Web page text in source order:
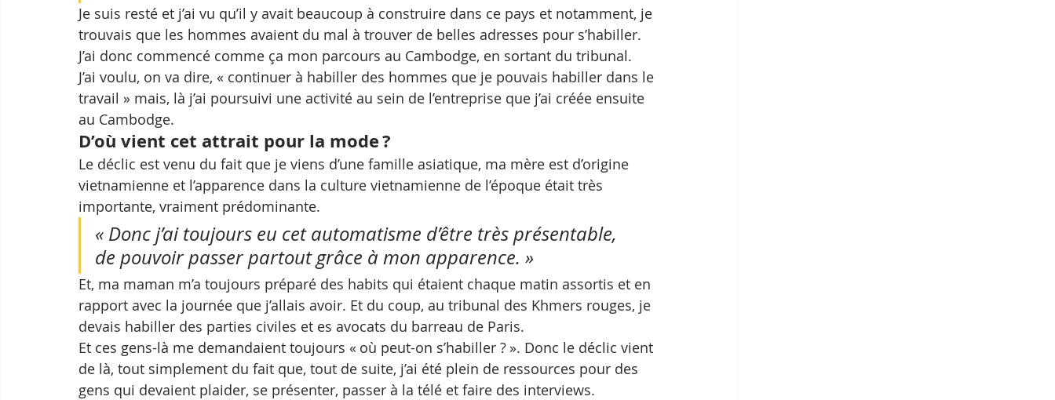
Je suis resté et j’ai vu qu’il y avait beaucoup à construire dans ce pays et notamment, je
trouvais que les hommes avaient du mal à trouver de belles adresses pour s’habiller.
J’ai donc commencé comme ça mon parcours au Cambodge, en sortant du tribunal.
J’ai voulu, on va dire, « continuer à habiller des hommes que je pouvais habiller dans le
travail » mais, là j’ai poursuivi une activité au sein de l’entreprise que j’ai créée ensuite
au Cambodge.
D’où vient cet attrait pour la mode ?
Le déclic est venu du fait que je viens d’une famille asiatique, ma mère est d’origine
vietnamienne et l’apparence dans la culture vietnamienne de l’époque était très
importante, vraiment prédominante.
« Donc j’ai toujours eu cet automatisme d’être très présentable,
de pouvoir passer partout grâce à mon apparence. »
Et, ma maman m’a toujours préparé des habits qui étaient chaque matin assortis et en
rapport avec la journée que j’allais avoir. Et du coup, au tribunal des Khmers rouges, je
devais habiller des parties civiles et es avocats du barreau de Paris.
Et ces gens-là me demandaient toujours « où peut-on s’habiller ? ». Donc le déclic vient
de là, tout simplement du fait que, tout de suite, j’ai été plein de ressources pour des
gens qui devaient plaider, se présenter, passer à la télé et faire des interviews.